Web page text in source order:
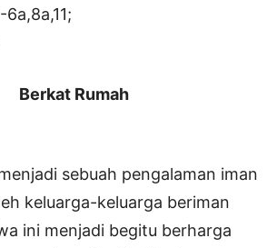
Berkat Rumah
sebuah pengalaman iman
keluarga-keluarga beriman
ini menjadi begitu berharga